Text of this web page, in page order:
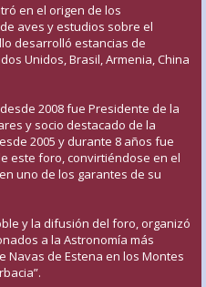
en el origen de los
aves y estudios sobre el
desarrolló estancias de
Unidos, Brasil, Armenia, China
2008 fue Presidente de la
y socio destacado de la
2005 y durante 8 años fue
este foro, convirtiéndose en el
uno de los garantes de su
y la difusión del foro, organizó
a la Astronomía más
Navas de Estena en los Montes